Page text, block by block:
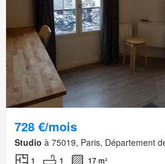
728 €/mois
Studio à 75019, Paris, Département
1 1 17 m²